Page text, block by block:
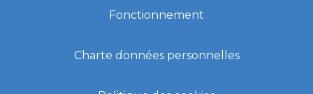
Fonctionnement
Charte données personnelles